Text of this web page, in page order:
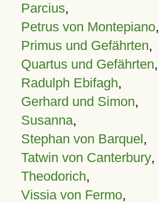
Parcius,
Petrus von Montepiano,
Primus und Gefährten,
Quartus und Gefährten,
Radulph Ebifagh,
Gerhard und Simon,
Susanna,
Stephan von Barquel,
Tatwin von Canterbury,
Theodorich,
Vissia von Fermo,